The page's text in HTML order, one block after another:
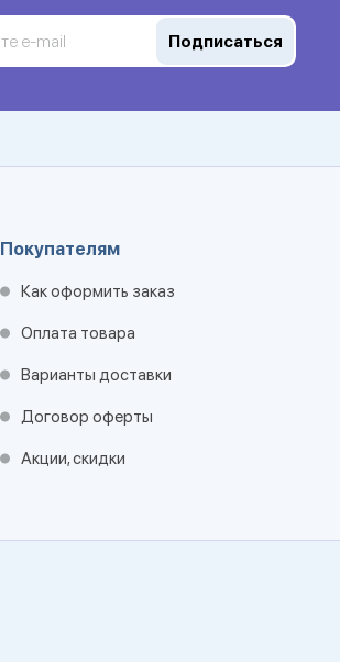
Подписаться
Покупателям
Как оформить заказ
Оплата товара
Варианты доставки
Договор оферты
Акции, скидки